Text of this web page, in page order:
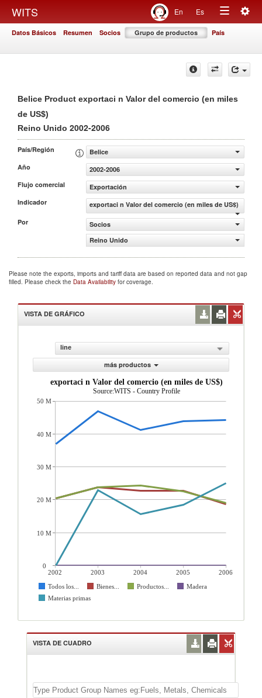
WITS En Es
Toggle
Datos Básicos Resumen Socios Grupo de productos País
Belice Product exportaci n Valor del comercio (en miles
de US$)
Reino Unido 2002-2006
País/Región
Belice
Año
2002-2006
Flujo comercial
Exportación
Indicador
exportaci n Valor del comercio (en miles de US$)
Por
Socios
Reino Unido
Please note the exports, imports and tariff data are based on reported data and not gap
filled. Please check the Data Availability for coverage.
VISTA DE GRÁFICO
line
más productos
exportaci n Valor del comercio (en miles de US$)
Source:WITS - Country Profile
2002 2003 2004 2005
2006
Todos los...
Bienes... Productos...
Madera
Materias primas
50 M
40 M
30 M
20 M
10 M
0
VISTA DE CUADRO